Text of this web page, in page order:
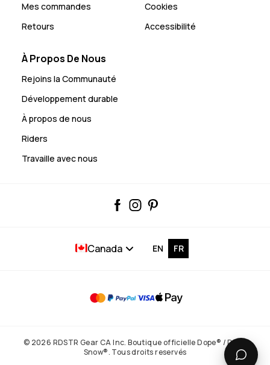
Mes commandes
Retours
Cookies
Accessibilité
À Propos De Nous
Rejoins la Communauté
Développement durable
À propos de nous
Riders
Travaille avec nous
EN FR
Canada
© 2026 RDSTR Gear CA Inc. Boutique officielle Dope® / Dope
Snow®. Tous droits reservés